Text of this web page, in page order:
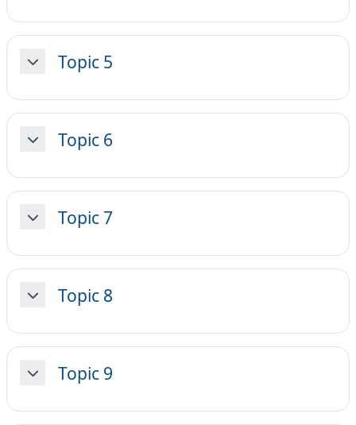
MinimizzaTopic 5
MinimizzaTopic 6
MinimizzaTopic 7
MinimizzaTopic 8
MinimizzaTopic 9